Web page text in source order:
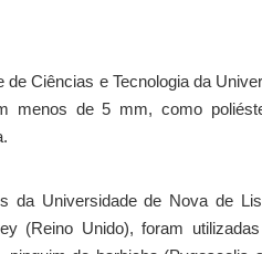
Ciências e Tecnologia da
menos de 5 mm, como
da Universidade de Nova de
(Reino Unido), foram